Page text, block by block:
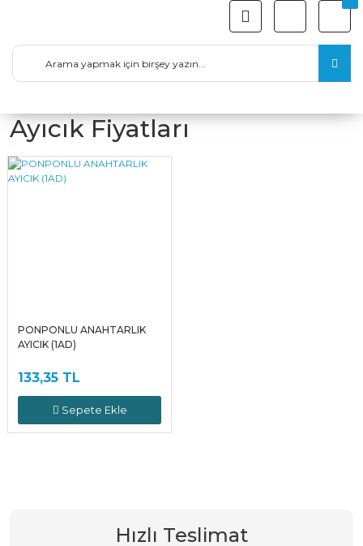
Ayıcık Fiyatları
PONPONLU ANAHTARLIK
AYICIK (1AD)
133,35 TL
Sepete Ekle
Hızlı Teslimat